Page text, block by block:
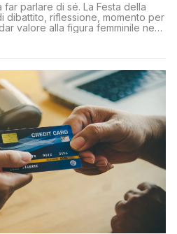
far parlare di sé. La Festa della
dibattito, riflessione, momento per
valore alla figura femminile nella
lanciare un messaggio “forte e